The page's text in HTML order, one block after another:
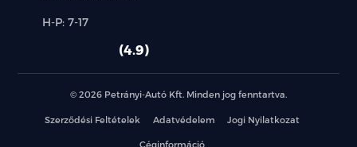
Automata távolsági / tompított fényszóró
Fényezett ajtókilincs
használt
Alkatrész,
H-P: 7-17
4.9
© 2026 Petrányi-Autó Kft. Minden jog fenntartva.
Szerződési Feltételek Adatvédelem Jogi Nyilatkozat
Céginformáció